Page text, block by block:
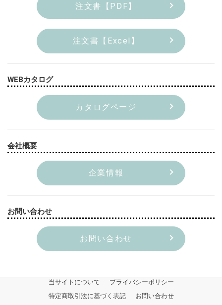
注文書【PDF】
注文書【Excel】
WEBカタログ
カタログページ
会社概要
企業情報
お問い合わせ
お問い合わせ
当サイトについて
プライバシーポリシー
特定商取引法に基づく表記
お問い合わせ